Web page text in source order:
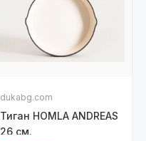
dukabg.com
Тиган HOMLA ANDREAS
26 см.